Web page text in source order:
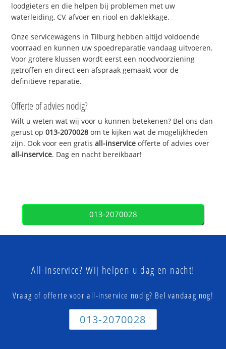
loodgieters en die helpen bij problemen met uw
waterleiding, CV, afvoer en riool en daklekkage.
Onze servicewagens in Tilburg hebben altijd voldoende
voorraad en kunnen uw spoedreparatie vandaag uitvoeren.
Voor grotere klussen wordt eerst een noodvoorziening
getroffen en direct een afspraak gemaakt voor de
definitieve reparatie.
Offerte of advies nodig?
Wilt u weten wat wij voor u kunnen betekenen? Bel ons dan
gerust op013-2070028 om te kijken wat de mogelijkheden
zijn. Ook voor een gratisall-inservice offerte of advies over
all-inservice. Dag en nacht bereikbaar!
013-2070028
All-Inservice? Wij helpen u dag en nacht!
Vraag of offerte voor all-inservice nodig? Bel vandaag nog!
013-2070028